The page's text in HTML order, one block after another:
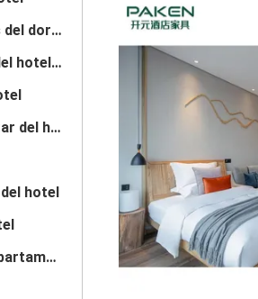
Sistemas de los muebles del dormitorio del hotel
Muebles del dormitorio del hotel de lujo
Muebles de la sala de estar del hotel
hotel
Muebles modernos del apartamento